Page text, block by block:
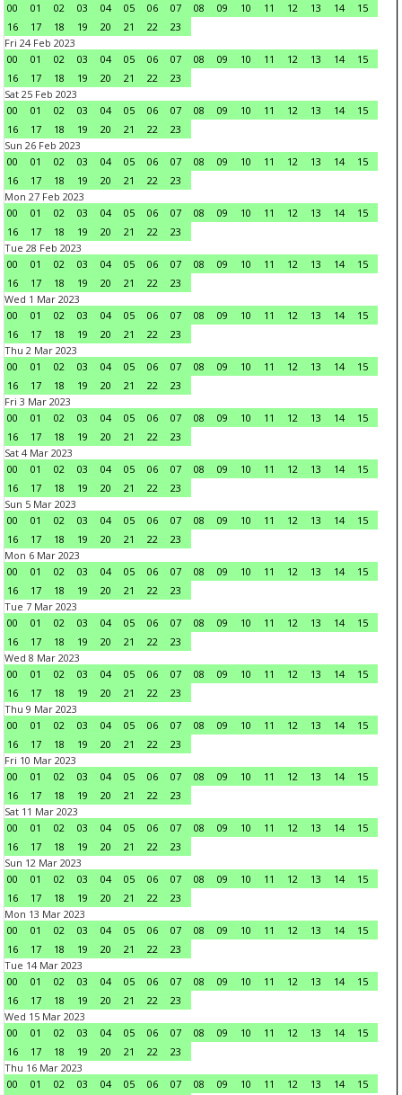
00
01 02 03 04 05 06 07 08 09 10 11 12 13 14
15
16
17 18 19 20 21 22
23
Fri 24 Feb 2023
00
01 02 03 04 05 06 07 08 09 10 11 12 13 14
15
16
17 18 19 20 21 22
23
Sat 25 Feb 2023
00
01 02 03 04 05 06 07 08 09 10 11 12 13 14
15
16
17 18 19 20 21 22
23
Sun 26 Feb 2023
00
01 02 03 04 05 06 07 08 09 10 11 12 13 14
15
16
17 18 19 20 21 22
23
Mon 27 Feb 2023
00
01 02 03 04 05 06 07 08 09 10 11 12 13 14
15
16
17 18 19 20 21 22
23
Tue 28 Feb 2023
00
01 02 03 04 05 06 07 08 09 10 11 12 13 14
15
16
17 18 19 20 21 22
23
Wed 1 Mar 2023
00
01 02 03 04 05 06 07 08 09 10 11 12 13 14
15
16
17 18 19 20 21 22
23
Thu 2 Mar 2023
00
01 02 03 04 05 06 07 08 09 10 11 12 13 14
15
16
17 18 19 20 21 22
23
Fri 3 Mar 2023
00
01 02 03 04 05 06 07 08 09 10 11 12 13 14
15
16
17 18 19 20 21 22
23
Sat 4 Mar 2023
00
01 02 03 04 05 06 07 08 09 10 11 12 13 14
15
16
17 18 19 20 21 22
23
Sun 5 Mar 2023
00
01 02 03 04 05 06 07 08 09 10 11 12 13 14
15
16
17 18 19 20 21 22
23
Mon 6 Mar 2023
00
01 02 03 04 05 06 07 08 09 10 11 12 13 14
15
16
17 18 19 20 21 22
23
Tue 7 Mar 2023
00
01 02 03 04 05 06 07 08 09 10 11 12 13 14
15
16
17 18 19 20 21 22
23
Wed 8 Mar 2023
00
01 02 03 04 05 06 07 08 09 10 11 12 13 14
15
16
17 18 19 20 21 22
23
Thu 9 Mar 2023
00
01 02 03 04 05 06 07 08 09 10 11 12 13 14
15
16
17 18 19 20 21 22
23
Fri 10 Mar 2023
00
01 02 03 04 05 06 07 08 09 10 11 12 13 14
15
16
17 18 19 20 21 22
23
Sat 11 Mar 2023
00
01 02 03 04 05 06 07 08 09 10 11 12 13 14
15
16
17 18 19 20 21 22
23
Sun 12 Mar 2023
00
01 02 03 04 05 06 07 08 09 10 11 12 13 14
15
16
17 18 19 20 21 22
23
Mon 13 Mar 2023
00
01 02 03 04 05 06 07 08 09 10 11 12 13 14
15
16
17 18 19 20 21 22
23
Tue 14 Mar 2023
00
01 02 03 04 05 06 07 08 09 10 11 12 13 14
15
16
17 18 19 20 21 22
23
Wed 15 Mar 2023
00
01 02 03 04 05 06 07 08 09 10 11 12 13 14
15
16
17 18 19 20 21 22
23
Thu 16 Mar 2023
00
01 02 03 04 05 06 07 08 09 10 11 12 13 14 15